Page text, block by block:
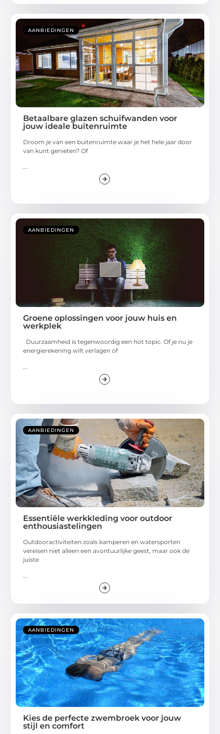
AANBIEDINGEN
Betaalbare glazen schuifwanden voor
jouw ideale buitenruimte
Droom je van een buitenruimte waar je het hele jaar door
van kunt genieten? Of
...
AANBIEDINGEN
Groene oplossingen voor jouw huis en
werkplek
Duurzaamheid is tegenwoordig een hot topic. Of je nu je
energierekening wilt verlagen of
AANBIEDINGEN
Essentiële werkkleding voor outdoor
enthousiastelingen
Outdooractiviteiten zoals kamperen en watersporten
vereisen niet alleen een avontuurlijke geest, maar ook de
juiste
AANBIEDINGEN
Kies de perfecte zwembroek voor jouw
stijl en comfort